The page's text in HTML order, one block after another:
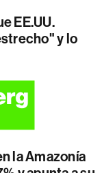
EE.UU.
y lo
la Amazonía